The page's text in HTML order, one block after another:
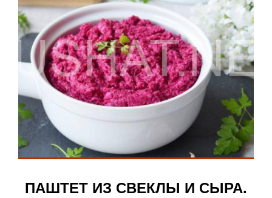
ПАШТЕТ ИЗ СВЕКЛЫ И СЫРА.